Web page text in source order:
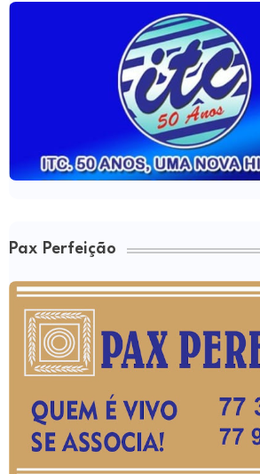
Pax Perfeição